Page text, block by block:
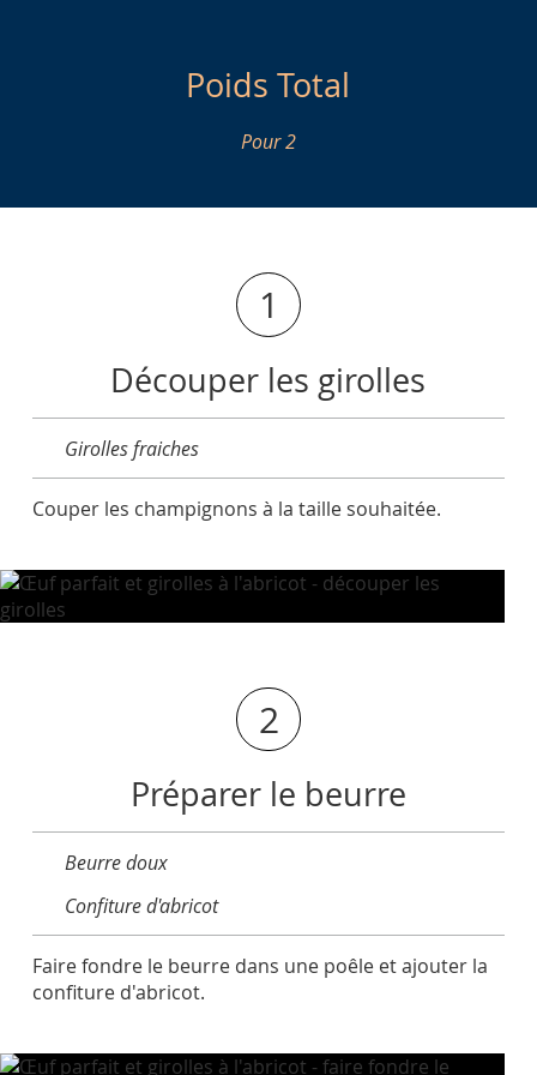
Poids Total
Pour 2
1
Découper les girolles
Girolles fraiches
Couper les champignons à la taille souhaitée.
2
Préparer le beurre
Beurre doux
Confiture d'abricot
Faire fondre le beurre dans une poêle et ajouter la
confiture d'abricot.